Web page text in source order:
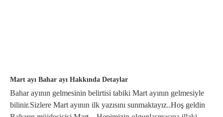
Mart ayı Bahar ayı Hakkında Detaylar
Bahar ayının gelmesinin belirtisi tabiki Mart ayının gelmesiyle
bilinir.Sizlere Mart ayının ilk yazısını sunmaktayız..Hoş geldin